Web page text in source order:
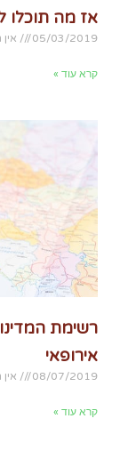
אז מה תוכלו
05/03/2019
קרא עוד »
רשימת
אירופאי
08/07/2019
קרא עוד »